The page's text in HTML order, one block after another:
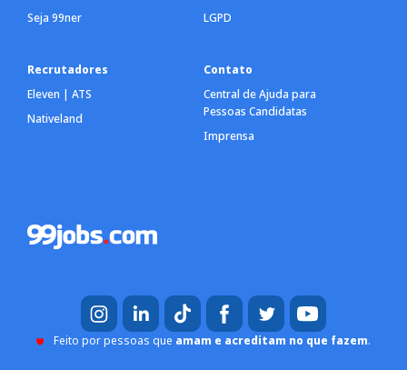
Seja 99ner
LGPD
Recrutadores
Eleven | ATS
Nativeland
Contato
Central de Ajuda para
Pessoas Candidatas
Imprensa
Feito por pessoas que amam e acreditam no que fazem.